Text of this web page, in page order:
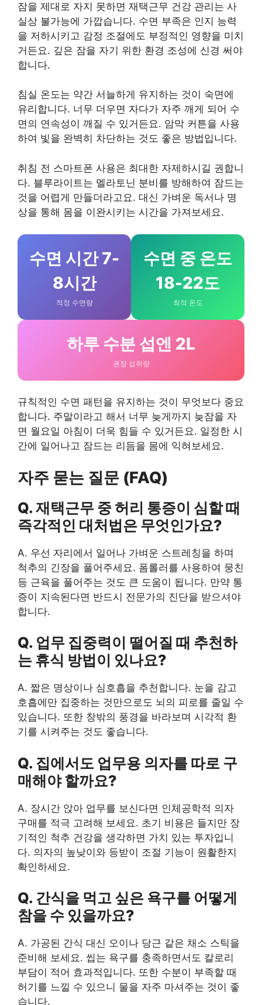
잠을 제대로 자지 못하면 재택근무 건강 관리는 사
실상 불가능에 가깝습니다. 수면 부족은 인지 능력
을 저하시키고 감정 조절에도 부정적인 영향을 미치
거든요. 깊은 잠을 자기 위한 환경 조성에 신경 써야
합니다.
침실 온도는 약간 서늘하게 유지하는 것이 숙면에
유리합니다. 너무 더우면 자다가 자주 깨게 되어 수
면의 연속성이 깨질 수 있거든요. 암막 커튼을 사용
하여 빛을 완벽히 차단하는 것도 좋은 방법입니다.
취침 전 스마트폰 사용은 최대한 자제하시길 권합니
다. 블루라이트는 멜라토닌 분비를 방해하여 잠드는
것을 어렵게 만들더라고요. 대신 가벼운 독서나 명
상을 통해 몸을 이완시키는 시간을 가져보세요.
수면 시간 7-
8시간
적정 수면량
수면 중 온도
18-22도
최적 온도
하루 수분 섭엔 2L
권장 섭취량
규칙적인 수면 패턴을 유지하는 것이 무엇보다 중요
합니다. 주말이라고 해서 너무 늦게까지 늦잠을 자
면 월요일 아침이 더욱 힘들 수 있거든요. 일정한 시
간에 일어나고 잠드는 리듬을 몸에 익혀보세요.
자주 묻는 질문 (FAQ)
Q. 재택근무 중 허리 통증이 심할 때
즉각적인 대처법은 무엇인가요?
A. 우선 자리에서 일어나 가벼운 스트레칭을 하며
척추의 긴장을 풀어주세요. 폼롤러를 사용하여 뭉친
등 근육을 풀어주는 것도 큰 도움이 됩니다. 만약 통
증이 지속된다면 반드시 전문가의 진단을 받으셔야
합니다.
Q. 업무 집중력이 떨어질 때 추천하
는 휴식 방법이 있나요?
A. 짧은 명상이나 심호흡을 추천합니다. 눈을 감고
호흡에만 집중하는 것만으로도 뇌의 피로를 줄일 수
있습니다. 또한 창밖의 풍경을 바라보며 시각적 환
기를 시켜주는 것도 좋습니다.
Q. 집에서도 업무용 의자를 따로 구
매해야 할까요?
A. 장시간 앉아 업무를 보신다면 인체공학적 의자
구매를 적극 고려해 보세요. 초기 비용은 들지만 장
기적인 척추 건강을 생각하면 가치 있는 투자입니
다. 의자의 높낮이와 등받이 조절 기능이 원활한지
확인하세요.
Q. 간식을 먹고 싶은 욕구를 어떻게
참을 수 있을까요?
A. 가공된 간식 대신 오이나 당근 같은 채소 스틱을
준비해 보세요. 씹는 욕구를 충족하면서도 칼로리
부담이 적어 효과적입니다. 또한 수분이 부족할 때
허기를 느낄 수 있으니 물을 자주 마셔주는 것이 좋
습니다.